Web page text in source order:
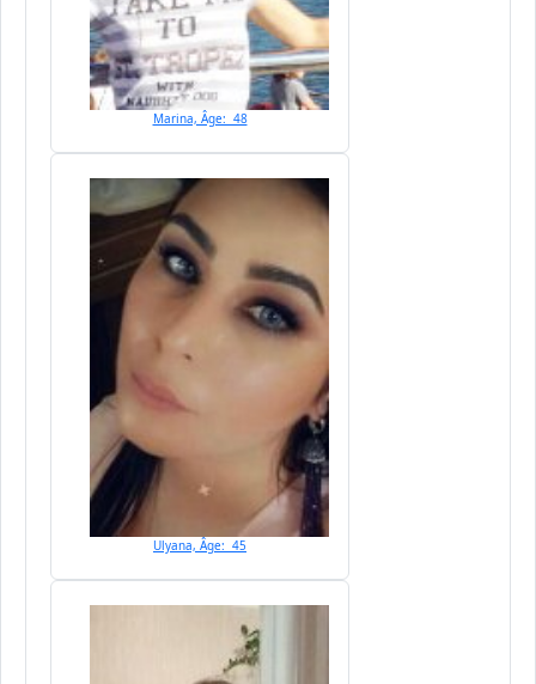
Marina, Âge: 48
Ulyana, Âge: 45